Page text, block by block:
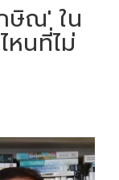
ษิณ' ใน
หนที่ไม่